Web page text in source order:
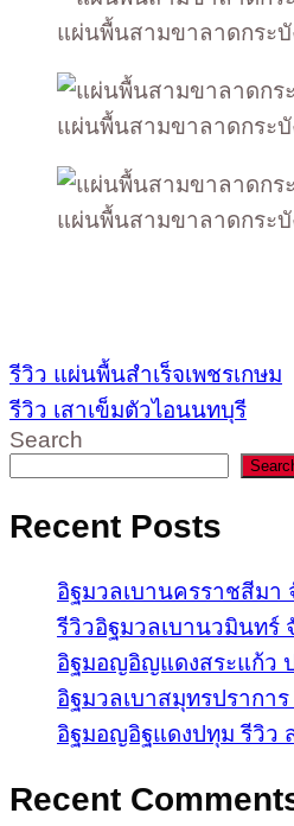
แผ่นพื้นสามขาลาดกระบั
แผ่นพื้นสามขาลาดกระบั
แผ่นพื้นสามขาลาดกระบั
รีวิว แผ่นพื้นสำเร็จเพชรเกษม
รีวิว เสาเข็มตัวไอนนทบุรี
Search
Recent Posts
อิฐมวลเบานครราชสีมา
รีวิวอิฐมวลเบานวมินทร์
อิฐมอญอิญแดงสระแก้ว
อิฐมวลเบาสมุทรปรากา
อิฐมอญอิฐแดงปทุม รีวิว
Recent